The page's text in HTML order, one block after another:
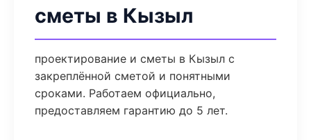
сметы в Кызыл
проектирование и сметы в Кызыл с
закреплённой сметой и понятными
сроками. Работаем официально,
предоставляем гарантию до 5 лет.